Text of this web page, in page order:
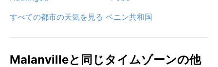
すべての都市の天気を見る ベニン共和国
Malanvilleと同じタイムゾーンの他